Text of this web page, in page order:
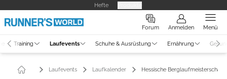
Hefte
Forum Anmelden Menü
Training Laufevents Schuhe & Ausrüstung Ernährung
Laufevents Laufkalender Hessische